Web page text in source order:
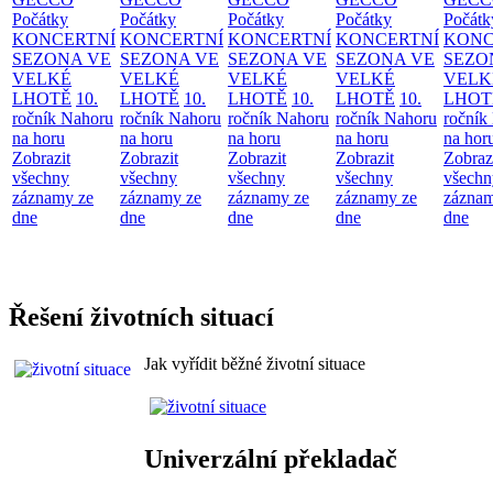
Počátky
KONCERTNÍ
SEZONA VE
VELKÉ
LHOTĚ 10.
ročník Nahoru
na horu
Zobrazit
všechny
záznamy ze
dne
Počátky
KONCERTNÍ
SEZONA VE
VELKÉ
LHOTĚ 10.
ročník Nahoru
na horu
Zobrazit
všechny
záznamy ze
dne
Počátky
KONCERTNÍ
SEZONA VE
VELKÉ
LHOTĚ 10.
ročník Nahoru
na horu
Zobrazit
všechny
záznamy ze
dne
Počátky
KONCERTNÍ
SEZONA VE
VELKÉ
LHOTĚ 10.
ročník Nahoru
na horu
Zobrazit
všechny
záznamy ze
dne
ročník
na
dne
Řešení životních situací
Jak vyřídit běžné životní situace
Univerzální překladač